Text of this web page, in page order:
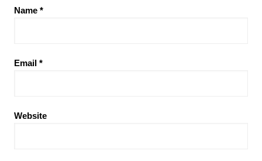
Name *
Email *
Website